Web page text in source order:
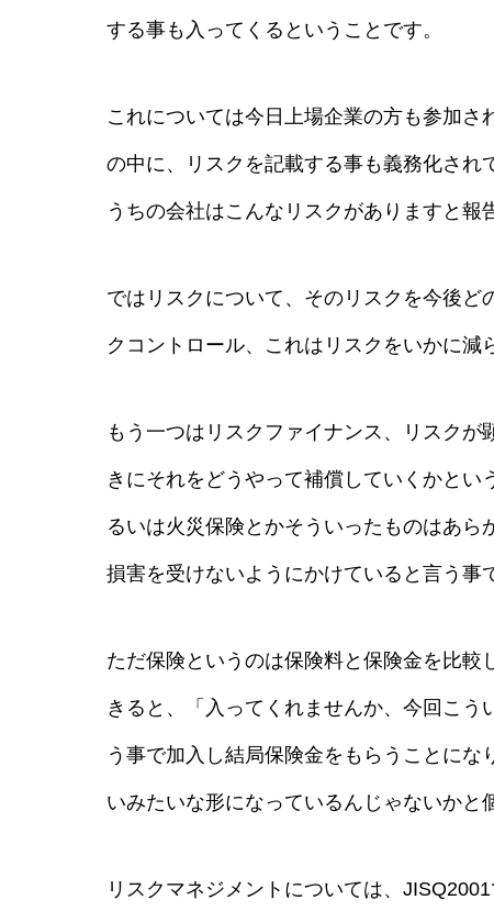
する事も入ってくるということです。
これについては今日上場企業の方も参加
の中に、リスクを記載する事も義務化され
うちの会社はこんなリスクがありますと報
ではリスクについて、そのリスクを今後
クコントロール、これはリスクをいかに減
もう一つはリスクファイナンス、リスク
きにそれをどうやって補償していくかと
るいは火災保険とかそういったものはあ
損害を受けないようにかけていると言う事
ただ保険というのは保険料と保険金を比
きると、「入ってくれませんか、今回こ
う事で加入し結局保険金をもらうことに
いみたいな形になっているんじゃないかと
リスクマネジメントについては、